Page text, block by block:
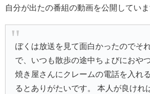
自分が出たの番組の動画を公開していま
ぼくは放送を見て面白かったのでそ
で、いつも散歩の途中ちょびにおや
焼き屋さんにクレームの電話を入れ
るとありがたいです。 本人が良けれ